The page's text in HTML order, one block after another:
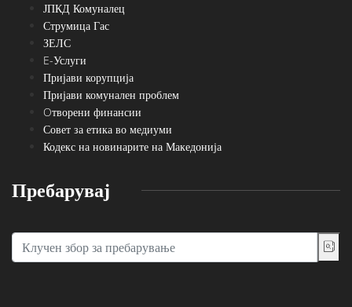
ЈПКД Комуналец
Струмица Гас
ЗЕЛС
E-Услуги
Пријави корупција
Пријави комунален проблем
Oтворени финансии
Совет за етика во медиуми
Кодекс на новинарите на Македонија
Пребарувај